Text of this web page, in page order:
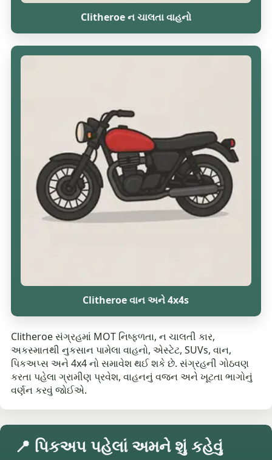
Clitheroe ન ચાલતા વાહનો
Clitheroe વાન અને 4x4s
Clitheroe સંગ્રહમાં MOT નિષ્ફળતા, ન ચાલતી કાર,
અકસ્માતથી નુકસાન પામેલા વાહનો, એસ્ટેટ, SUVs, વાન,
પિકઅપ્સ અને 4x4 નો સમાવેશ થઈ શકે છે. સંગ્રહની ગોઠવણ
કરતા પહેલા ગ્રામીણ પ્રવેશ, વાહનનું વજન અને ખૂટતા ભાગોનું
વર્ણન કરવું જોઈએ.
📍 પિકઅપ પહેલાં અમને શું કહેવું